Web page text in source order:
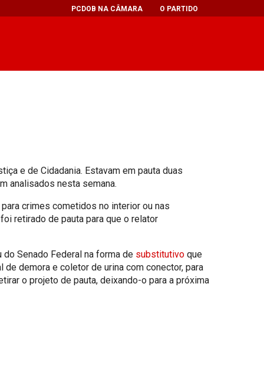
PCDOB NA CÂMARA O PARTIDO
e de Cidadania. Estavam em pauta duas
analisados nesta semana.
crimes cometidos no interior ou nas
retirado de pauta para que o relator
Senado Federal na forma de substitutivo que
demora e coletor de urina com conector, para
o projeto de pauta, deixando-o para a próxima